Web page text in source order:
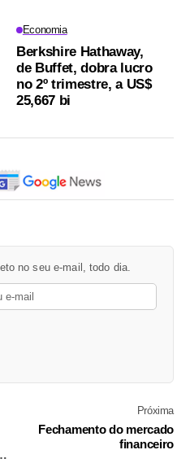
Economia
Berkshire Hathaway,
de Buffet, dobra lucro
no 2º trimestre, a US$
25,667 bi
no seu e-mail, todo dia.
Próxima
Fechamento do mercado
financeiro